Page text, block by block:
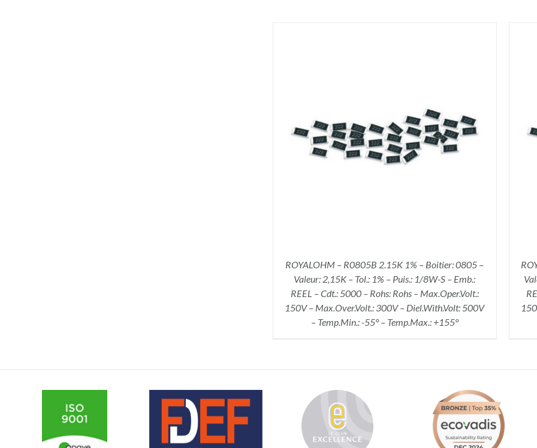
ROYALOHM – R0805B 2.15K 1% – Boitier: 0805 –
Valeur: 2,15K – Tol.: 1% – Puis.: 1/8W-S – Emb.:
REEL – Cdt.: 5000 – Rohs: Rohs – Max.Oper.Volt.:
150V – Max.Over.Volt.: 300V – Diel.With.Volt: 500V
– Temp.Min.: -55° – Temp.Max.: +155°
AJOUTER AU PANIER / DÉTAILS